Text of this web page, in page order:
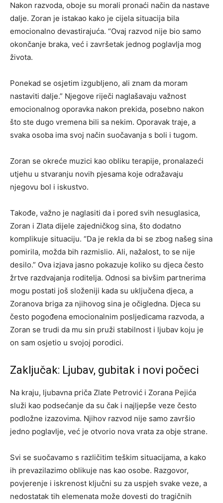
Nakon razvoda, oboje su morali pronaći način da nastave
dalje. Zoran je istakao kako je cijela situacija bila
emocionalno devastirajuća. “Ovaj razvod nije bio samo
okončanje braka, već i završetak jednog poglavlja mog
života.
Ponekad se osjetim izgubljeno, ali znam da moram
nastaviti dalje.” Njegove riječi naglašavaju važnost
emocionalnog oporavka nakon prekida, posebno nakon
što ste dugo vremena bili sa nekim. Oporavak traje, a
svaka osoba ima svoj način suočavanja s boli i tugom.
Zoran se okreće muzici kao obliku terapije, pronalazeći
utjehu u stvaranju novih pjesama koje odražavaju
njegovu bol i iskustvo.
Takođe, važno je naglasiti da i pored svih nesuglasica,
Zoran i Zlata dijele zajedničkog sina, što dodatno
komplikuje situaciju. “Da je rekla da bi se zbog našeg sina
pomirila, možda bih razmislio. Ali, nažalost, to se nije
desilo.” Ova izjava jasno pokazuje koliko su djeca često
žrtve razdvajanja roditelja. Odnosi sa bivšim partnerima
mogu postati još složeniji kada su uključena djeca, a
Zoranova briga za njihovog sina je očigledna. Djeca su
često pogođena emocionalnim posljedicama razvoda, a
Zoran se trudi da mu sin pruži stabilnost i ljubav koju je
on sam osjetio u svojoj porodici.
Zaključak: Ljubav, gubitak i novi počeci
Na kraju, ljubavna priča Zlate Petrović i Zorana Pejića
služi kao podsećanje da su čak i najljepše veze često
podložne izazovima. Njihov razvod nije samo završio
jedno poglavlje, već je otvorio nova vrata za obje strane.
Svi se suočavamo s različitim teškim situacijama, a kako
ih prevazilazimo oblikuje nas kao osobe. Razgovor,
povjerenje i iskrenost ključni su za uspjeh svake veze, a
nedostatak tih elemenata može dovesti do tragičnih